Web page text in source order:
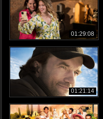
01:29:08
01:21:14